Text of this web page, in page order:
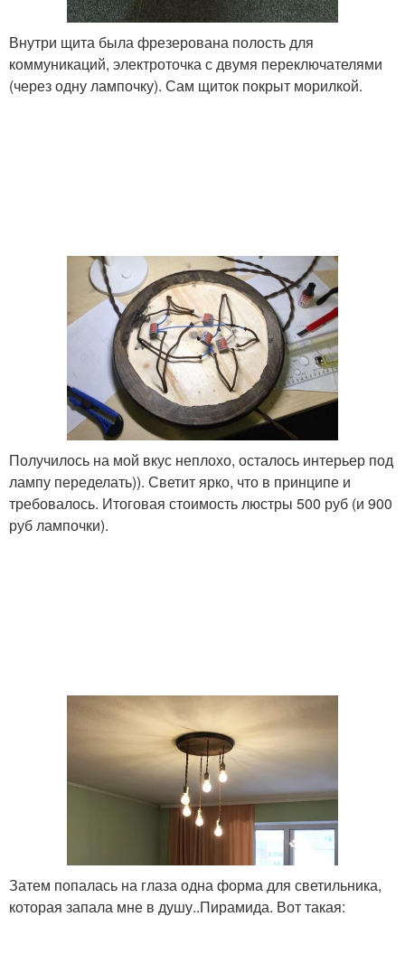
Внутри щита была фрезерована полость для
коммуникаций, электроточка с двумя переключателями
(через одну лампочку). Сам щиток покрыт морилкой.
Получилось на мой вкус неплохо, осталось интерьер под
лампу переделать)). Светит ярко, что в принципе и
требовалось. Итоговая стоимость люстры 500 руб (и 900
руб лампочки).
Затем попалась на глаза одна форма для светильника,
которая запала мне в душу..Пирамида. Вот такая: